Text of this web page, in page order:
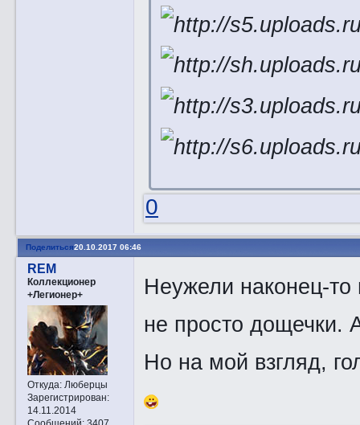
0
Поделиться20.10.2017 06:46
REM
Коллекционер
+Легионер+
Откуда:Люберцы
Зарегистрирован:
14.11.2014
Сообщений:3407
Неужели наконец-
не просто дощечки.
Но на мой взгляд,